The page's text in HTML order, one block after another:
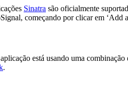
Sinatra são oficialmente
começando por clicar em ‘Add
está usando uma
.